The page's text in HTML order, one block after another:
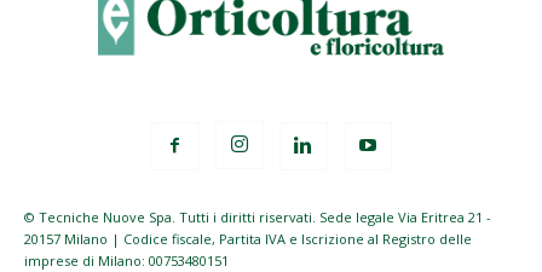
© Tecniche Nuove Spa. Tutti i diritti riservati. Sede legale Via Eritrea 21 -
20157 Milano | Codice fiscale, Partita IVA e Iscrizione al Registro delle
imprese di Milano: 00753480151